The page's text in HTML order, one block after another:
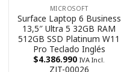
MICROSOFT
Surface Laptop 6 Business
13,5″ Ultra 5 32GB RAM
512GB SSD Platinum W11
Pro Teclado Inglés
$4.386.990 IVA Incl.
ZJT-00026